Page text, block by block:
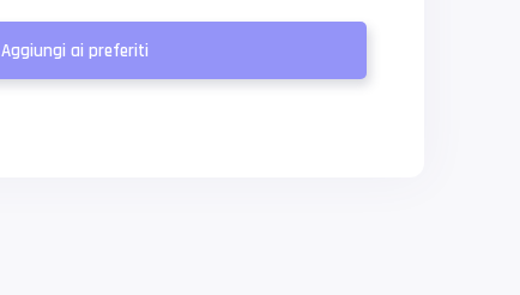
Aggiungi ai preferiti